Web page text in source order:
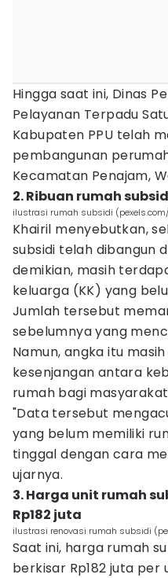
Hingga saat ini, Dinas
Pelayanan Terpadu
Kabupaten PPU telah
pembangunan
Kecamatan Penajam,
2. Ribuan rumah
ilustrasi rumah subsidi
Khairil menyebutkan,
subsidi telah dibangun
demikian, masih
keluarga (KK) yang
Jumlah tersebut
sebelumnya yang
Namun, angka itu
kesenjangan antara
rumah bagi
"Data tersebut
yang belum memiliki
tinggal dengan cara
ujarnya.
3. Harga unit rumah
Rp182 juta
ilustrasi renovasi rumah subsidi
Saat ini, harga rumah
berkisar Rp182 juta